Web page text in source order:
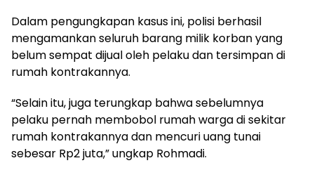
Dalam pengungkapan kasus ini, polisi berhasil
mengamankan seluruh barang milik korban yang
belum sempat dijual oleh pelaku dan tersimpan di
rumah kontrakannya.
“Selain itu, juga terungkap bahwa sebelumnya
pelaku pernah membobol rumah warga di sekitar
rumah kontrakannya dan mencuri uang tunai
sebesar Rp2 juta,” ungkap Rohmadi.